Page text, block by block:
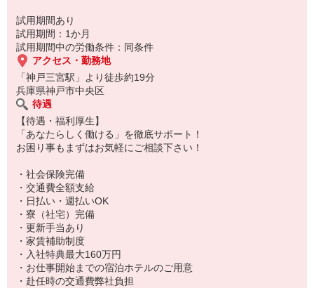
▼一緒に働く社員について
【20代】約40％
【30代】約31％
【40代】約29％
スタッフの平均年齢は35.8歳。
若手中心に活躍
いただいている職場です！
※以外の年代の方も活躍中！
男性5割：女性5割
試用期間あり
試用期間：1か月
試用期間中の労働条件：同条件
アクセス・勤務地
「神戸三宮駅」より徒歩約19分
兵庫県神戸市中央区
待遇
【待遇・福利厚生】
「あなたらしく働ける」を徹底サポート！
お困り事もまずはお気軽にご相談下さい！
・社会保険完備
・交通費全額支給
・日払い・週払いOK
・寮（社宅）完備
・更新手当あり
・家賃補助制度
・入社特典最大160万円
・お仕事開始までの宿泊ホテルのご用意
・赴任時の交通費弊社負担